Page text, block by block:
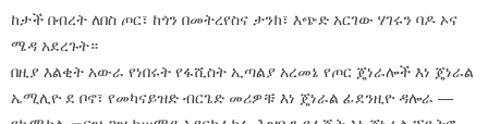
ከታች በብረት ለበስ ጦር፣ ከጎን በመትረየስና ታንክ፣ እጭድ አርገው ሃገሩን ባዶ ኦና
ሜዳ አደረጉት።
በዚያ እልቂት አውራ የነበሩት የፋሺስት ኢጣልያ አረመኔ የጦር ጄነራሎች እነ ጄነራል
ኤሚሊዮ ደ ቦኖ፣ የመካናይዝድ ብርጌድ መሪዎቹ እነ ጄነራል ፊደንዚዮ ዳሎራ —